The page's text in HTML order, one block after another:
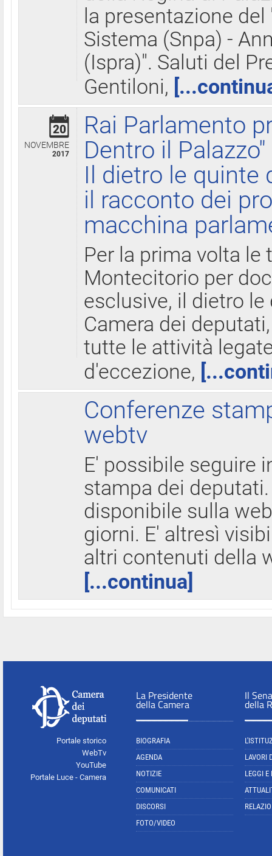
la presentazione
Sistema (Snpa) -
(Ispra)". Saluti del
Gentiloni,
20
NOVEMBRE
2017
Rai Parlamento
Dentro il Palazzo"
Il dietro le quinte
il racconto dei
macchina
Per la prima volta le
Montecitorio per
esclusive, il dietro
Camera dei
tutte le attività
d'eccezione,
Conferenze
webtv
E' possibile seguire
stampa dei
disponibile sulla
giorni. E' altresì
altri contenuti della
[...continua]
Portale storico
WebTv
YouTube
Portale Luce - Camera
La Presidente
della Camera
BIOGRAFIA
AGENDA
NOTIZIE
COMUNICATI
DISCORSI
FOTO/VIDEO
Il
della
LAVORI
LEGGI E